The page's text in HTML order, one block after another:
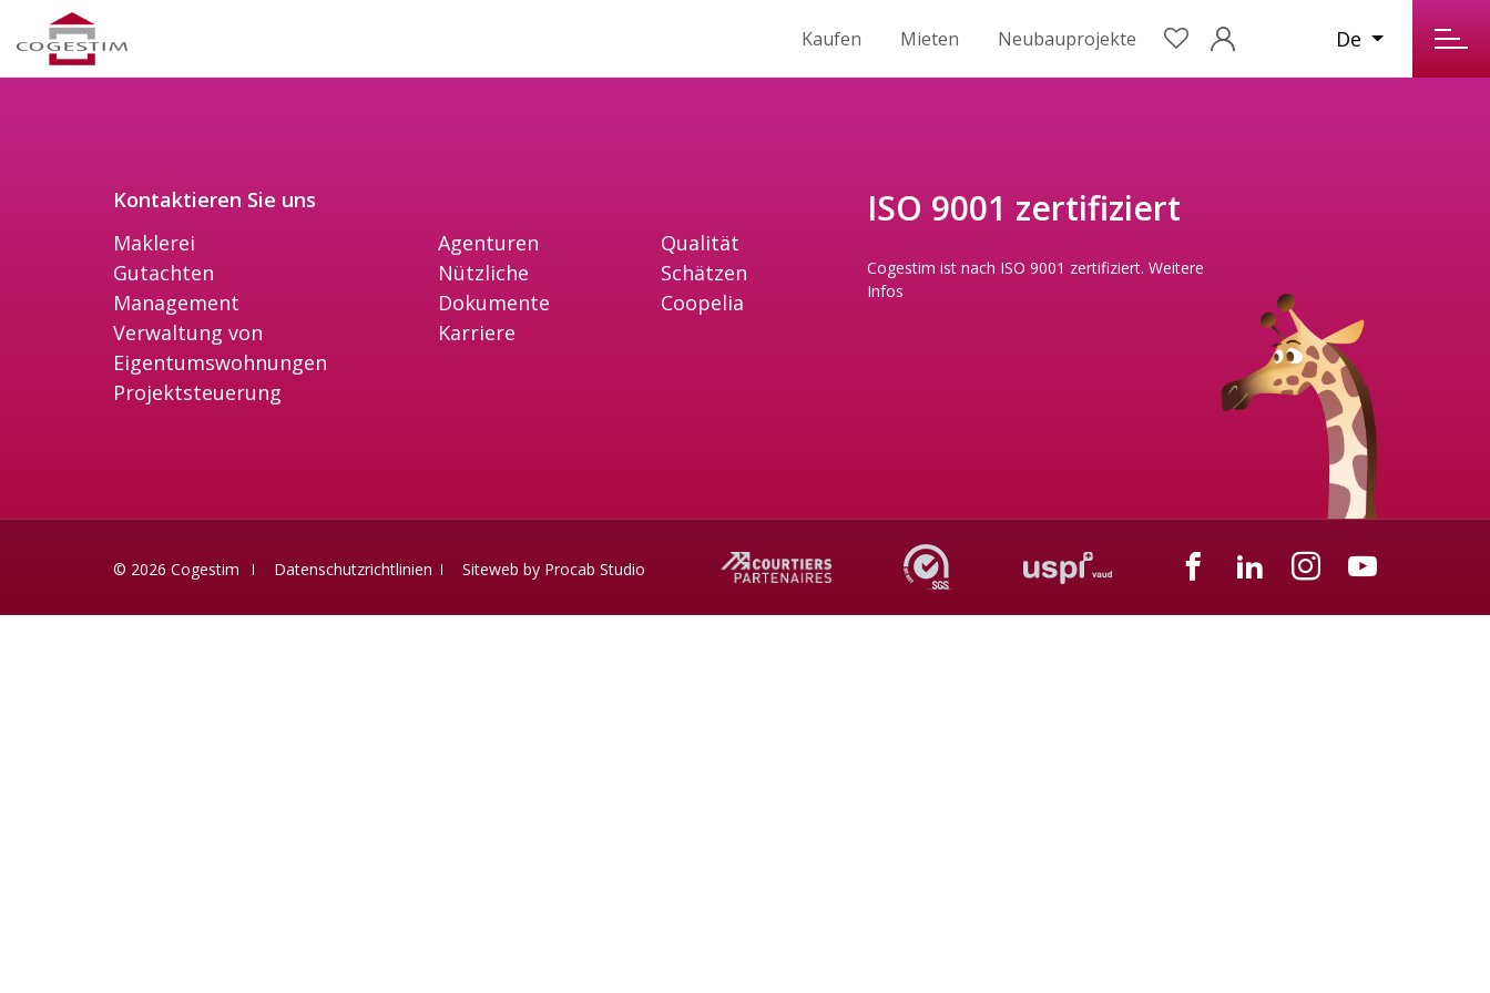
Kaufen Mieten Neubauprojekte De
Kontaktieren Sie uns
Maklerei
Gutachten
Management
Verwaltung von
Eigentumswohnungen
Projektsteuerung
Agenturen
Nützliche
Dokumente
Karriere
Qualität
Schätzen
Coopelia
ISO 9001 zertifiziert
Cogestim ist nach ISO 9001 zertifiziert. Weitere
Infos
© 2026 Cogestim Datenschutzrichtlinien Siteweb by Procab Studio